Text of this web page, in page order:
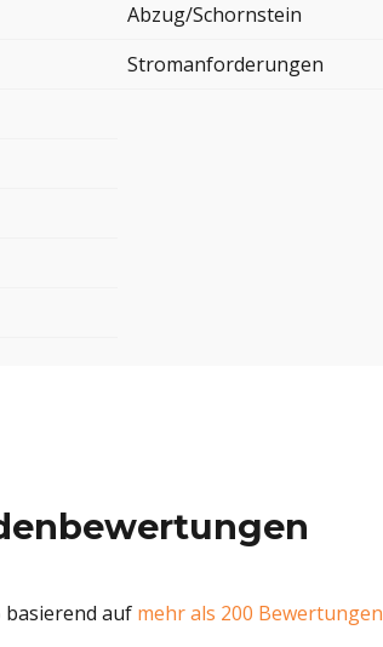
Abzug/Schornstein
Stromanforderungen
basierend auf mehr als 200 Bewertungen